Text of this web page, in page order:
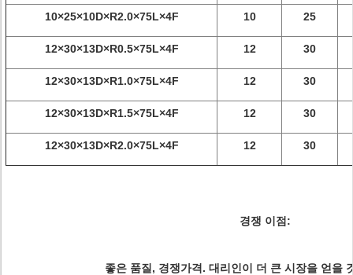
10×25×10D×R2.0×75L×4F 10 25
12×30×13D×R0.5×75L×4F 12 30
12×30×13D×R1.0×75L×4F 12 30
12×30×13D×R1.5×75L×4F 12 30
12×30×13D×R2.0×75L×4F 12 30
경쟁 이점:
좋은 품질, 경쟁가격. 대리인이 더 큰 시장을 얻을